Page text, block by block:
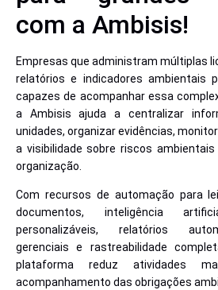
com a Ambisis!
Empresas que administram múltiplas
relatórios e indicadores ambientais
capazes de acompanhar essa
a Ambisis ajuda a centralizar
unidades, organizar evidências,
a visibilidade sobre riscos
organização.
Com recursos de automação para
documentos, inteligência
personalizáveis, relatórios
gerenciais e rastreabilidade
plataforma reduz atividades
acompanhamento das obrigações